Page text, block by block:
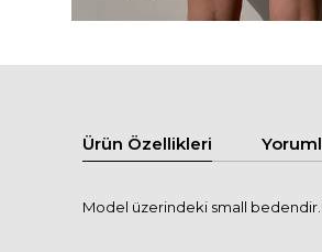
Ürün Özellikleri
Model üzerindeki small